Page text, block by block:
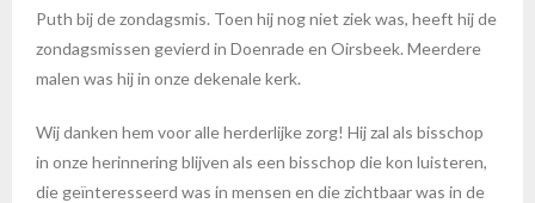
Puth bij de zondagsmis. Toen hij nog niet ziek was, heeft hij de
zondagsmissen gevierd in Doenrade en Oirsbeek. Meerdere
malen was hij in onze dekenale kerk.
Wij danken hem voor alle herderlijke zorg! Hij zal als bisschop
in onze herinnering blijven als een bisschop die kon luisteren,
die geïnteresseerd was in mensen en die zichtbaar was in de